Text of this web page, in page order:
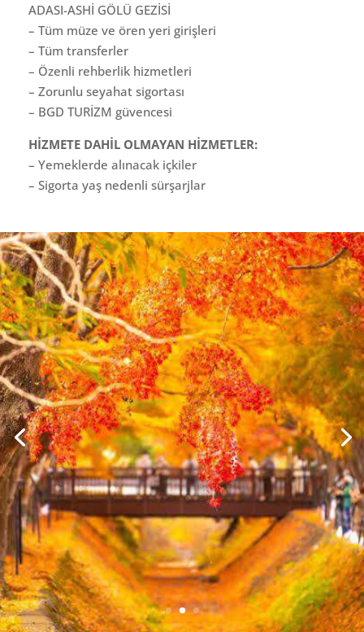
ADASI-ASHİ GÖLÜ GEZİSİ
– Tüm müze ve ören yeri girişleri
– Tüm transferler
– Özenli rehberlik hizmetleri
– Zorunlu seyahat sigortası
– BGD TURİZM güvencesi
HİZMETE DAHİL OLMAYAN HİZMETLER:
– Yemeklerde alınacak içkiler
– Sigorta yaş nedenli sürşarjlar